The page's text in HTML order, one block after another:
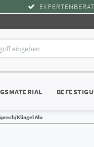
Klingel Alu